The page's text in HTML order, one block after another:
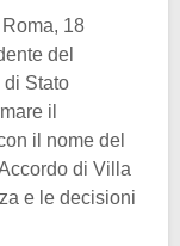
18
del
Stato
il
il nome del
di Villa
e le decisioni